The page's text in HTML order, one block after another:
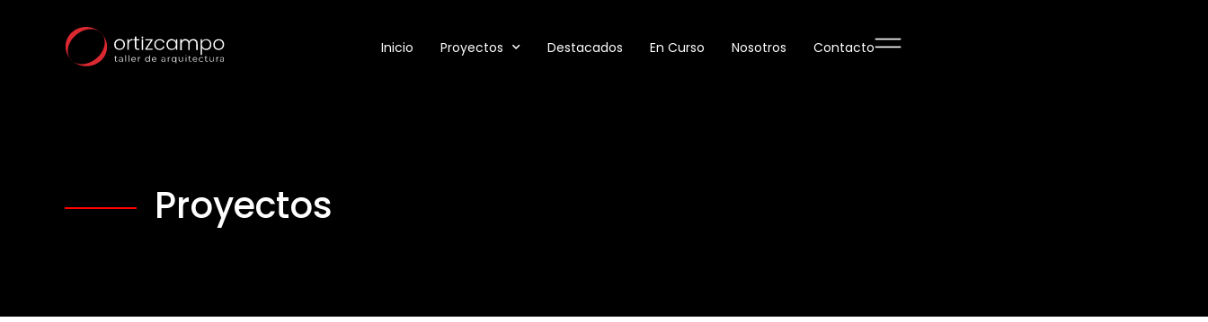
Inicio Proyectos Destacados En Curso Nosotros Contacto
Proyectos